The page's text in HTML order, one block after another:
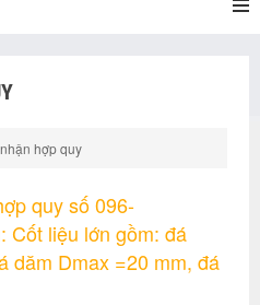
hợp quy
quy số 096-
Cốt liệu lớn gồm: đá
dăm Dmax =20 mm, đá